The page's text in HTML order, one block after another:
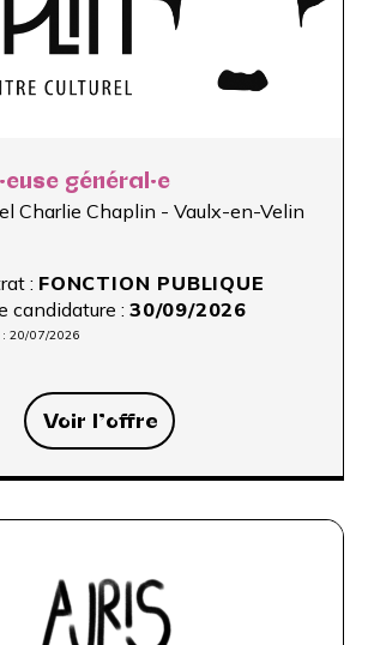
général·e
Charlie Chaplin - Vaulx-en-Velin
: FONCTION PUBLIQUE
candidature : 30/09/2026
20/07/2026
Voir l’offre